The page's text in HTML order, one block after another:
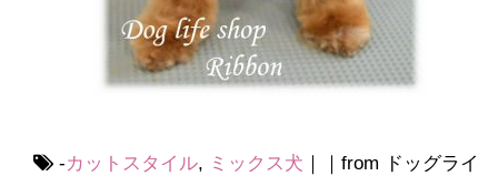
-カットスタイル, ミックス犬 ｜｜from ドッグライ